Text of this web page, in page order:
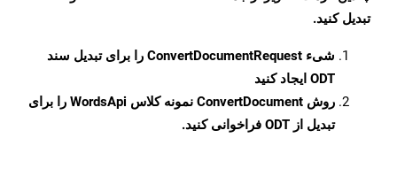
تبدیل کنید.
شیء ConvertDocumentRequest را برای تبدیل سند
ODT ایجاد کنید
روش ConvertDocument
نمونه کلاس WordsApi را برای
تبدیل از ODT فراخوانی کنید.